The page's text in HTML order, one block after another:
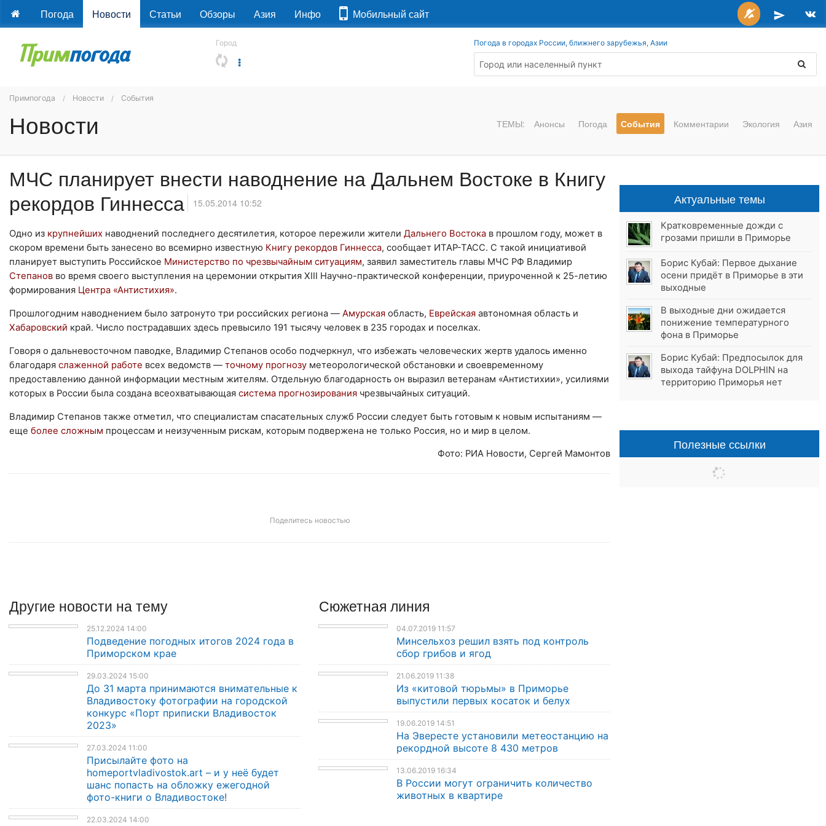
Погода Новости Статьи Обзоры Азия Инфо Мобильный сайт
Город Погода в городах России, ближнего зарубежья, Азии
Примпогода Новости События
Новости ТЕМЫ: Анонсы Погода События Комментарии Экология Азия
МЧС планирует внести наводнение на Дальнем Востоке в Книгу
рекордов Гиннесса
15.05.2014 10:52
Одно из крупнейших наводнений последнего десятилетия, которое пережили жители Дальнего Востока в прошлом году, может в
скором времени быть занесено во всемирно известную Книгу рекордов Гиннесса, сообщает ИТАР-ТАСС. С такой инициативой
планирует выступить Российское Министерство по чрезвычайным ситуациям, заявил заместитель главы МЧС РФ Владимир
Степанов во время своего выступления на церемонии открытия XIII Научно-практической конференции, приуроченной к 25-летию
формирования Центра «Антистихия».
Прошлогодним наводнением было затронуто три российских региона — Амурская область, Еврейская автономная область и
Хабаровский край. Число пострадавших здесь превысило 191 тысячу человек в 235 городах и поселках.
Говоря о дальневосточном паводке, Владимир Степанов особо подчеркнул, что избежать человеческих жертв удалось именно
благодаря слаженной работе всех ведомств — точному прогнозу метеорологической обстановки и своевременному
предоставлению данной информации местным жителям. Отдельную благодарность он выразил ветеранам «Антистихии», усилиями
которых в России была создана всеохватывающая система прогнозирования чрезвычайных ситуаций.
Владимир Степанов также отметил, что специалистам спасательных служб России следует быть готовым к новым испытаниям —
еще более сложным процессам и неизученным рискам, которым подвержена не только Россия, но и мир в целом.
Фото: РИА Новости, Сергей Мамонтов
Поделитесь новостью
Другие новости на тему
25.12.2024 14:00
Подведение погодных итогов 2024 года в
Приморском крае
29.03.2024 15:00
До 31 марта принимаются внимательные к
Владивостоку фотографии на городской
конкурс «Порт приписки Владивосток
2023»
27.03.2024 11:00
Присылайте фото на
homeportvladivostok.art – и у неё будет
шанс попасть на обложку ежегодной
фото-книги о Владивостоке!
22.03.2024 14:00
Сюжетная линия
04.07.2019 11:57
Минсельхоз решил взять под контроль
сбор грибов и ягод
21.06.2019 11:38
Из «китовой тюрьмы» в Приморье
выпустили первых косаток и белух
19.06.2019 14:51
На Эвересте установили метеостанцию на
рекордной высоте 8 430 метров
13.06.2019 16:34
В России могут ограничить количество
животных в квартире
Актуальные темы
Кратковременные дожди с
грозами пришли в Приморье
Борис Кубай: Первое дыхание
осени придёт в Приморье в эти
выходные
В выходные дни ожидается
понижение температурного
фона в Приморье
Борис Кубай: Предпосылок для
выхода тайфуна DOLPHIN на
территорию Приморья нет
Полезные ссылки